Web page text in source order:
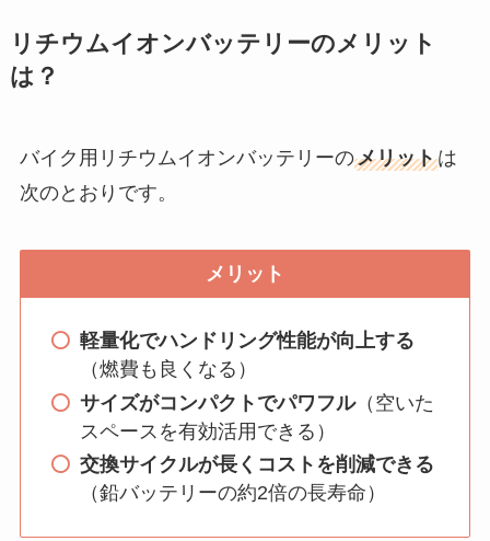
リチウムイオンバッテリーのメリット
は？
バイク用リチウムイオンバッテリーのメリットは
次のとおりです。
メリット
軽量化でハンドリング性能が向上する
（燃費も良くなる）
サイズがコンパクトでパワフル（空いた
スペースを有効活用できる）
交換サイクルが長くコストを削減できる
（鉛バッテリーの約2倍の長寿命）